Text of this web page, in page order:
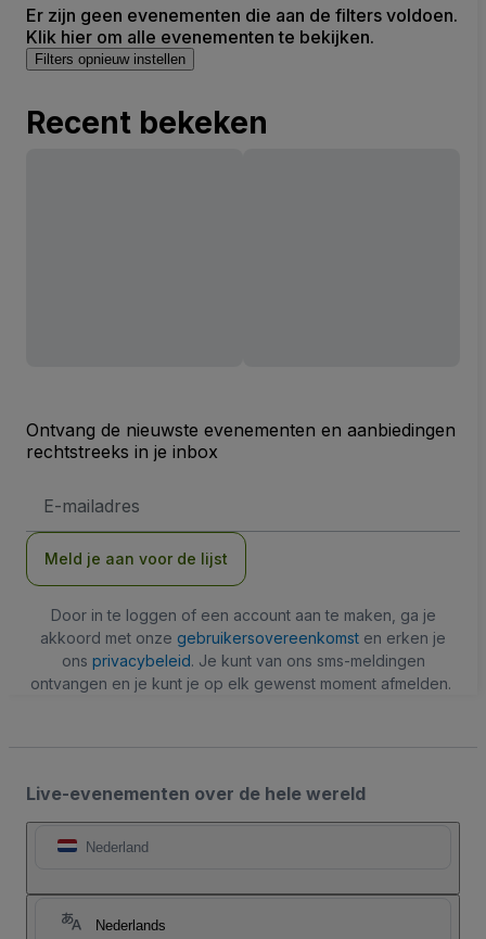
Er zijn geen evenementen die aan de filters voldoen.
Klik hier om alle evenementen te bekijken.
Filters opnieuw instellen
Recent bekeken
Ontvang de nieuwste evenementen en aanbiedingen
rechtstreeks in je inbox
mailadres
Meld je aan voor de lijst
Door in te loggen of een account aan te maken, ga je
akkoord met onze gebruikersovereenkomst en erken je
ons privacybeleid. Je kunt van ons sms-meldingen
ontvangen en je kunt je op elk gewenst moment afmelden.
Live-evenementen over de hele wereld
Nederland
Nederlands